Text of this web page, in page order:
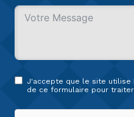
J'accepte que le site utilise
de ce formulaire pour